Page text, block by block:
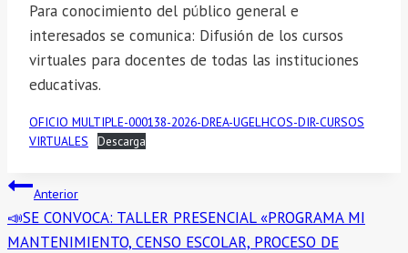
Para conocimiento del público general e
interesados se comunica: Difusión de los cursos
virtuales para docentes de todas las instituciones
educativas.
OFICIO MULTIPLE-000138-2026-DREA-UGELHCOS-DIR-CURSOS
VIRTUALES
Descarga
Navegación
de
Anterior
📣SE CONVOCA: TALLER PRESENCIAL «PROGRAMA MI
MANTENIMIENTO, CENSO ESCOLAR, PROCESO DE